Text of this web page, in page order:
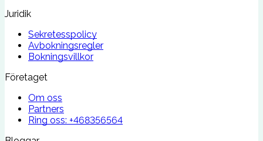
Juridik
Sekretesspolicy
Avbokningsregler
Bokningsvillkor
Företaget
Om oss
Partners
Ring oss: +468356564